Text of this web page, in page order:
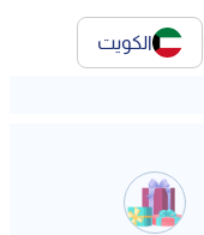
الكويت